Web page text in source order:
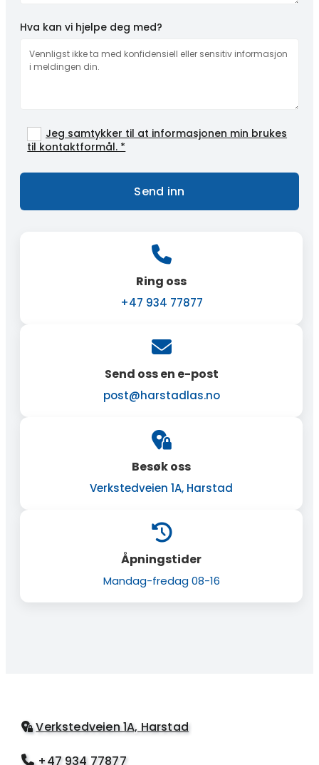
Hva kan vi hjelpe deg med?
Jeg samtykker til at informasjonen min brukes
til kontaktformål. *

Ring oss
+47 934 77877

Send oss en e-post
post@harstadlas.no

Besøk oss
Verkstedveien 1A, Harstad

Åpningstider
Mandag-fredag 08-16
 Verkstedveien 1A, Harstad
 +47 934 77877